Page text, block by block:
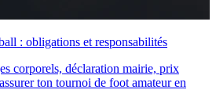
: obligations et responsabilités
corporels, déclaration mairie, prix
ton tournoi de foot amateur en